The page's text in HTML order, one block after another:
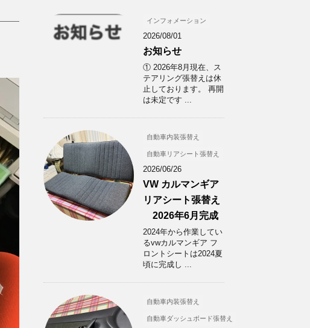
インフォメーション
2026/08/01
お知らせ
① 2026年8月現在、ス
テアリング張替えは休
止しております。 再開
は未定です ...
自動車内装張替え
自動車リアシート張替え
2026/06/26
VW カルマンギア
リアシート張替え
2026年6月完成
2024年から作業してい
るvwカルマンギア フ
ロントシートは2024夏
頃に完成し ...
自動車内装張替え
自動車ダッシュボード張替え